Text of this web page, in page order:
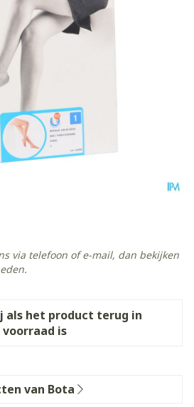
het product terug in
voorraad is
via telefoon of e-mail, dan bekijken
van Bota